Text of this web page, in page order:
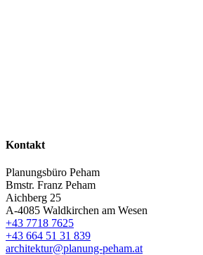
Kontakt
Planungsbüro Peham
Bmstr. Franz Peham
Aichberg 25
A-4085 Waldkirchen am Wesen
+43 7718 7625
+43 664 51 31 839
architektur@planung-peham.at